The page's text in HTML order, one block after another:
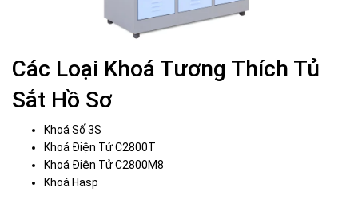
Các Loại Khoá Tương Thích Tủ
Sắt Hồ Sơ
Khoá Số 3S
Khoá Điện Tử C2800T
Khoá Điện Tử C2800M8
Khoá Hasp